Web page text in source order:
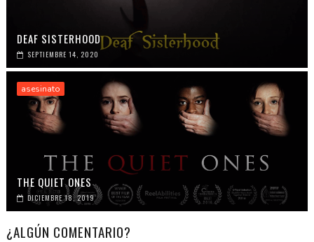
DEAF SISTERHOOD
SEPTIEMBRE 14, 2020
asesinato
THE QUIET ONES
DICIEMBRE 18, 2019
¿ALGÚN COMENTARIO?